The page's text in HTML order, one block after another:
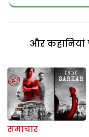
और
समाचार